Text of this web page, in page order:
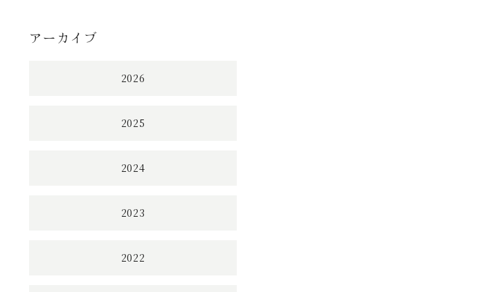
アーカイブ
2026
2025
2024
2023
2022